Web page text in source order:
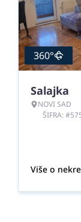
360°
Salajka
NOVI SAD
ŠIFRA:
Više o